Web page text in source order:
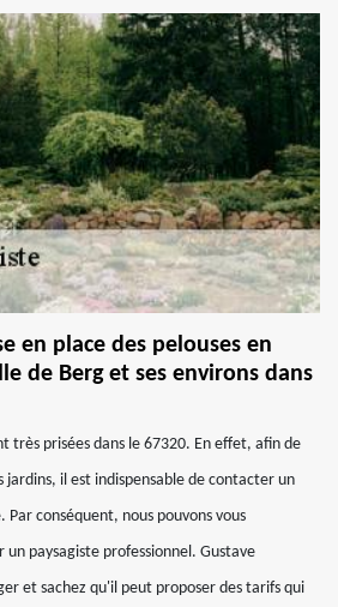
en place des pelouses en
de Berg et ses environs dans
très prisées dans le 67320. En effet, afin de
jardins, il est indispensable de contacter un
conséquent, nous pouvons vous
paysagiste professionnel. Gustave
et sachez qu'il peut proposer des tarifs qui